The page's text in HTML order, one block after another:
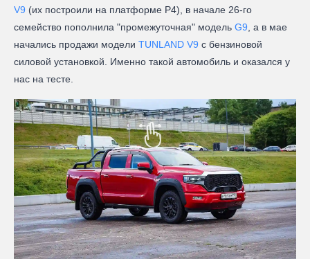
V9 (их построили на платформе P4), в начале 26-го
семейство пополнила "промежуточная" модель G9 , а в мае
начались продажи модели TUNLAND V9 c бензиновой
силовой установкой. Именно такой автомобиль и оказался у
нас на тесте.